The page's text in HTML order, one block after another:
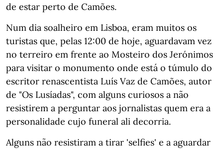
de estar perto de Camões.
Num dia soalheiro em Lisboa, eram muitos os
turistas que, pelas 12:00 de hoje, aguardavam vez
no terreiro em frente ao Mosteiro dos Jerónimos
para visitar o monumento onde está o túmulo do
escritor renascentista Luís Vaz de Camões, autor
de "Os Lusíadas", com alguns curiosos a não
resistirem a perguntar aos jornalistas quem era a
personalidade cujo funeral ali decorria.
Alguns não resistiram a tirar 'selfies' e a aguardar